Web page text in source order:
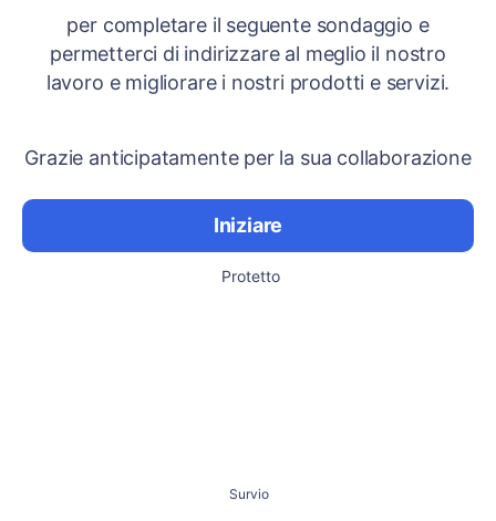
per completare il seguente sondaggio e
permetterci di indirizzare al meglio il nostro
lavoro e migliorare i nostri prodotti e servizi.
Grazie anticipatamente per la sua collaborazione
Iniziare
Protetto
Survio